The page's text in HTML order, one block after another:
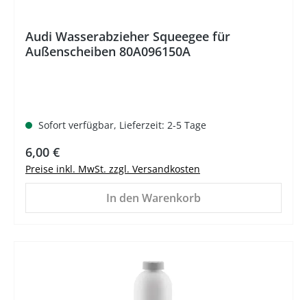
Audi Wasserabzieher Squeegee für
Außenscheiben 80A096150A
Sofort verfügbar, Lieferzeit: 2-5 Tage
Regulärer Preis:
6,00 €
Preise inkl. MwSt. zzgl. Versandkosten
In den Warenkorb